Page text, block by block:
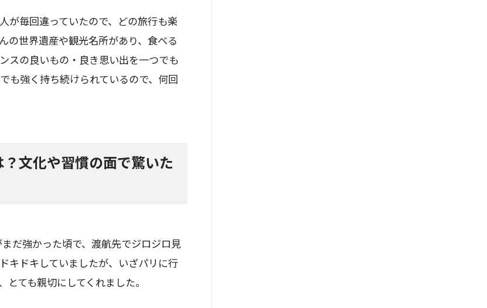
が毎回違っていたので、どの旅行も楽
の世界遺産や観光名所があり、食べる
スの良いもの・良き思い出を一つでも
も強く持ち続けられているので、何回
文化や習慣の面で驚いた
だ強かった頃で、渡航先でジロジロ見
キドキしていましたが、いざパリに行
ても親切にしてくれました。